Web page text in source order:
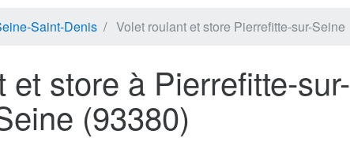
Saint-Denis Volet roulant et store Pierrefitte-sur-Seine
et store à Pierrefitte-sur-
(93380)